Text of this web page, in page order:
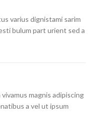
varius dignistami sarim
bulum part urient sed a
magnis adipiscing
a vel ut ipsum